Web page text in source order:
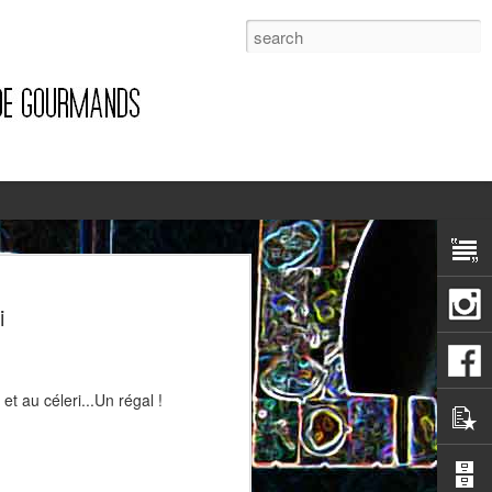
au céleri...Un régal !
Pizza à la pancetta et à la